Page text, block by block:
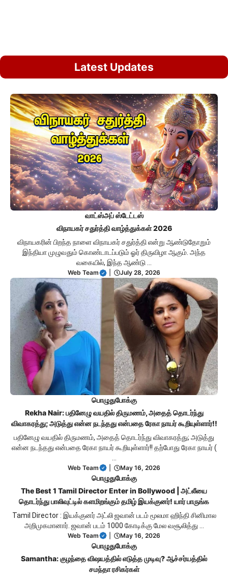
Latest Updates
வாட்ஸ்அப் ஸ்டேட்டஸ்
விநாயகர் சதுர்த்தி வாழ்த்துக்கள் 2026
விநாயகரின் பிறந்த நாளை விநாயகர் சதுர்த்தி என்று ஆண்டுதோறும்
இந்தியா முழுவதும் கொண்டாடப்படும் ஓர் திருவிழா ஆகும். அந்த
வகையில், இந்த ஆண்டு …
Web Team July 28, 2026
பொழுதுபோக்கு
Rekha Nair: பதினேழு வயதில் திருமணம், அதைத் தொடர்ந்து
விவாகரத்து; அடுத்து என்ன நடந்தது என்பதை ரேகா நாயர் கூறியுள்ளார்!!
பதினேழு வயதில் திருமணம், அதைத் தொடர்ந்து விவாகரத்து; அடுத்து
என்ன நடந்தது என்பதை ரேகா நாயர் கூறியுள்ளார்!! தற்போது ரேகா நாயர் (
Web Team May 16, 2026
பொழுதுபோக்கு
The Best 1 Tamil Director Enter in Bollywood | அட்லீயை
தொடர்ந்து பாலிவுட்டில் களமிறங்கும் தமிழ் இயக்குனர்! யார் பாருங்க
Tamil Director : இயக்குனர் அட்லி ஜவான் படம் மூலமா ஹிந்தி சினிமால
அறிமுகமானார். ஜவான் படம் 1000 கோடிக்கு மேல வசூலித்து …
Web Team May 16, 2026
பொழுதுபோக்கு
Samantha: குழந்தை விஷயத்தில் எடுத்த முடிவு? ஆச்சர்யத்தில்
சமந்தா ரசிகர்கள்